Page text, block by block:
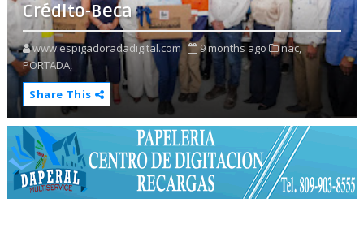
Crédito-Beca
www.espigadoradadigital.com 9 months ago
nac,
PORTADA,
Share This